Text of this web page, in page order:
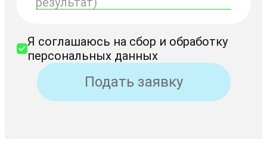
Я соглашаюсь на сбор и обработку
персональных данных
Подать заявку